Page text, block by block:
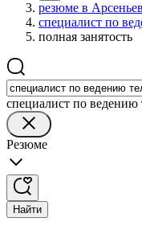
резюме в
специалист по
полная занятость
специалист по ведению
Резюме
Найти